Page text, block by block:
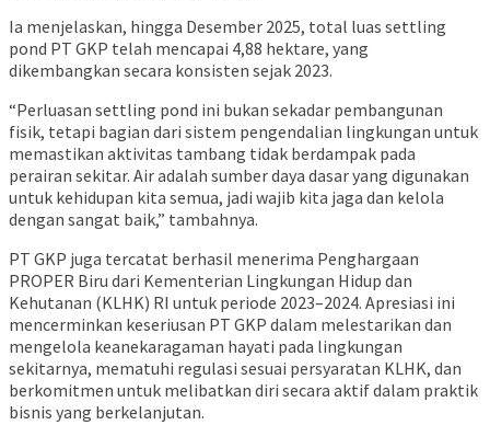
Ia menjelaskan, hingga Desember 2025, total luas settling
pond PT GKP telah mencapai 4,88 hektare, yang
dikembangkan secara konsisten sejak 2023.
“Perluasan settling pond ini bukan sekadar pembangunan
fisik, tetapi bagian dari sistem pengendalian lingkungan untuk
memastikan aktivitas tambang tidak berdampak pada
perairan sekitar. Air adalah sumber daya dasar yang digunakan
untuk kehidupan kita semua, jadi wajib kita jaga dan kelola
dengan sangat baik,” tambahnya.
PT GKP juga tercatat berhasil menerima Penghargaan
PROPER Biru dari Kementerian Lingkungan Hidup dan
Kehutanan (KLHK) RI untuk periode 2023–2024. Apresiasi ini
mencerminkan keseriusan PT GKP dalam melestarikan dan
mengelola keanekaragaman hayati pada lingkungan
sekitarnya, mematuhi regulasi sesuai persyaratan KLHK, dan
berkomitmen untuk melibatkan diri secara aktif dalam praktik
bisnis yang berkelanjutan.